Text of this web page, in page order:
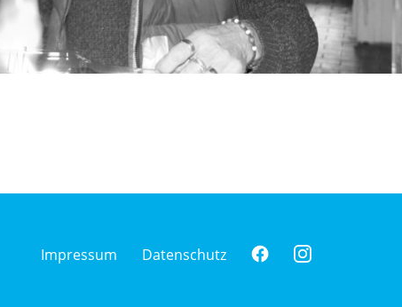
Impressum Datenschutz